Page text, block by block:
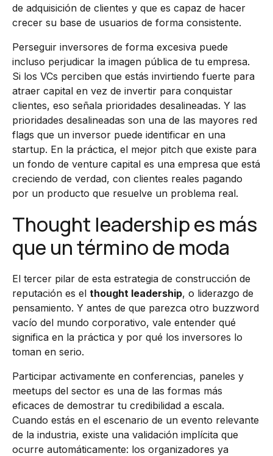
de adquisición de clientes y que es capaz de hacer
crecer su base de usuarios de forma consistente.
Perseguir inversores de forma excesiva puede
incluso perjudicar la imagen pública de tu empresa.
Si los VCs perciben que estás invirtiendo fuerte para
atraer capital en vez de invertir para conquistar
clientes, eso señala prioridades desalineadas. Y las
prioridades desalineadas son una de las mayores red
flags que un inversor puede identificar en una
startup. En la práctica, el mejor pitch que existe para
un fondo de venture capital es una empresa que está
creciendo de verdad, con clientes reales pagando
por un producto que resuelve un problema real.
Thought leadership es más
que un término de moda
El tercer pilar de esta estrategia de construcción de
reputación es el thought leadership, o liderazgo de
pensamiento. Y antes de que parezca otro buzzword
vacío del mundo corporativo, vale entender qué
significa en la práctica y por qué los inversores lo
toman en serio.
Participar activamente en conferencias, paneles y
meetups del sector es una de las formas más
eficaces de demostrar tu credibilidad a escala.
Cuando estás en el escenario de un evento relevante
de la industria, existe una validación implícita que
ocurre automáticamente: los organizadores ya